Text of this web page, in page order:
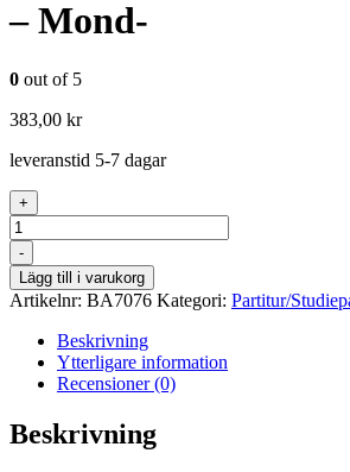
– Mond-
0 out of 5
383,00 kr
leveranstid 5-7 dagar
+
Antal
-
Lägg till i varukorg
Artikelnr: BA7076 Kategori: Partitur/
Beskrivning
Ytterligare information
Recensioner (0)
Beskrivning